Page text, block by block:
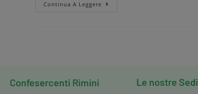
Continua A Leggere
Confesercenti Rimini Le nostre Sedi